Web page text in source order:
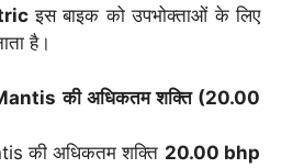
इस बाइक को उपभोक्ताओं के लिए
है।
की अधिकतम शक्ति (20.00
की अधिकतम शक्ति 20.00 bhp